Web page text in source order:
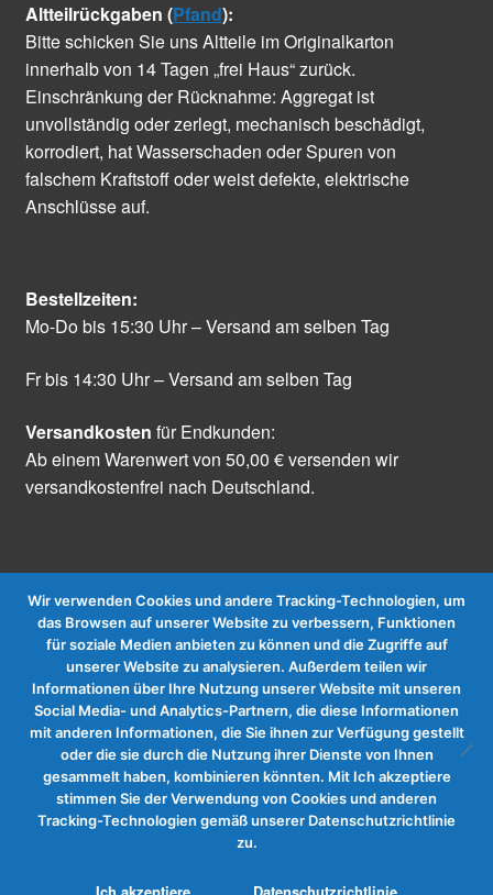
Altteilrückgaben (Pfand):
Bitte schicken Sie uns Altteile im Originalkarton
innerhalb von 14 Tagen „frei Haus“ zurück.
Einschränkung der Rücknahme: Aggregat ist
unvollständig oder zerlegt, mechanisch beschädigt,
korrodiert, hat Wasserschaden oder Spuren von
falschem Kraftstoff oder weist defekte, elektrische
Anschlüsse auf.
Bestellzeiten:
Mo-Do bis 15:30 Uhr – Versand am selben Tag
Fr bis 14:30 Uhr – Versand am selben Tag
Versandkosten für Endkunden:
Ab einem Warenwert von 50,00 € versenden wir
versandkostenfrei nach Deutschland.
Vertrag widerrufen
Wir verwenden Cookies und andere Tracking-Technologien, um
das Browsen auf unserer Website zu verbessern, Funktionen
für soziale Medien anbieten zu können und die Zugriffe auf
unserer Website zu analysieren. Außerdem teilen wir
Informationen über Ihre Nutzung unserer Website mit unseren
Social Media- und Analytics-Partnern, die diese Informationen
mit anderen Informationen, die Sie ihnen zur Verfügung gestellt
oder die sie durch die Nutzung ihrer Dienste von Ihnen
gesammelt haben, kombinieren könnten. Mit Ich akzeptiere
stimmen Sie der Verwendung von Cookies und anderen
Tracking-Technologien gemäß unserer Datenschutzrichtlinie
zu.